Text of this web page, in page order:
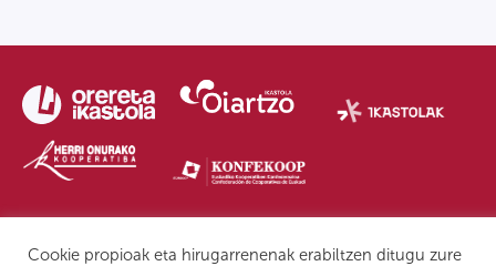
Cookie propioak eta hirugarrenenak erabiltzen ditugu zure